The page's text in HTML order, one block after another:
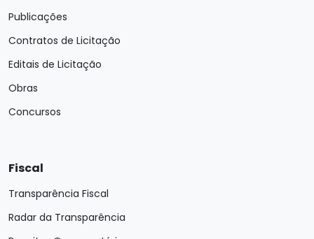
Publicações
Contratos de Licitação
Editais de Licitação
Obras
Concursos
Fiscal
Transparência Fiscal
Radar da Transparência